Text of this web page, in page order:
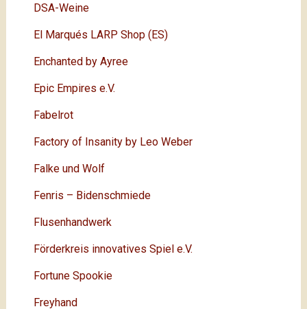
DSA-Weine
El Marqués LARP Shop (ES)
Enchanted by Ayree
Epic Empires e.V.
Fabelrot
Factory of Insanity by Leo Weber
Falke und Wolf
Fenris – Bidenschmiede
Flusenhandwerk
Förderkreis innovatives Spiel e.V.
Fortune Spookie
Freyhand